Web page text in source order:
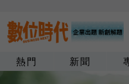
熱門 新聞